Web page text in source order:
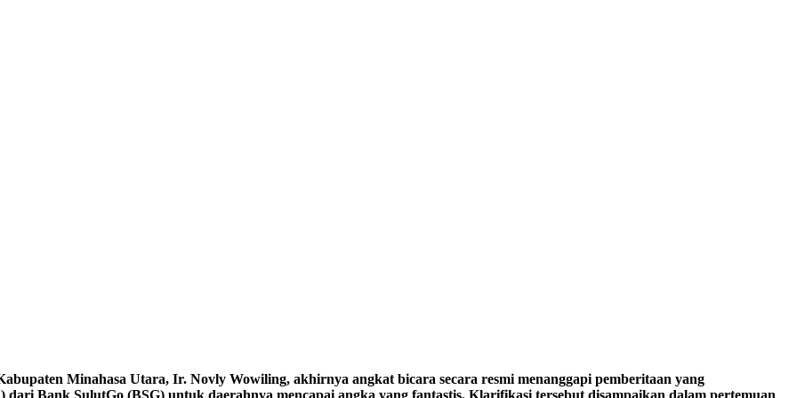
Minahasa Utara, Ir. Novly Wowiling, akhirnya angkat bicara secara resmi menanggapi pemberitaan yang